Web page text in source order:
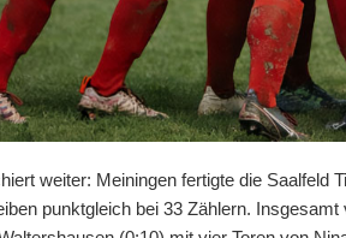
weiter: Meiningen fertigte die Saalfeld
punktgleich bei 33 Zählern.